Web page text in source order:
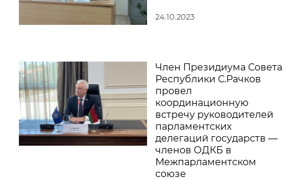
24.10.2023
Член Президиума Совета
Республики С.Рачков
провел
координационную
встречу руководителей
парламентских
делегаций государств —
членов ОДКБ в
Межпарламентском
союзе